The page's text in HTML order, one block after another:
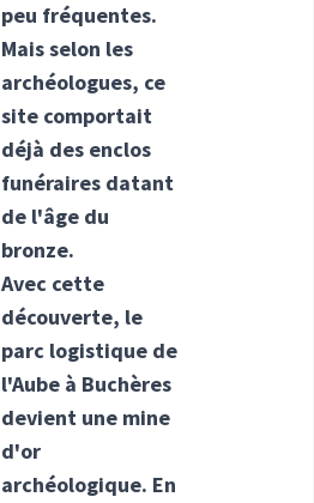
peu fréquentes.
Mais selon les
archéologues, ce
site comportait
déjà des enclos
funéraires datant
de l'âge du
bronze.
Avec cette
découverte, le
parc logistique de
l'Aube à Buchères
devient une mine
d'or
archéologique. En